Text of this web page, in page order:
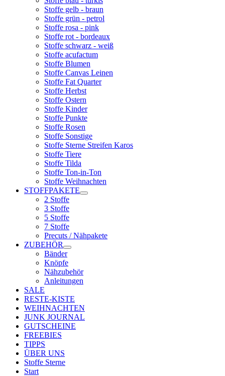
Stoffe gelb - braun
Stoffe grün - petrol
Stoffe rosa - pink
Stoffe rot - bordeaux
Stoffe schwarz - weiß
Stoffe acufactum
Stoffe Blumen
Stoffe Canvas Leinen
Stoffe Fat Quarter
Stoffe Herbst
Stoffe Ostern
Stoffe Kinder
Stoffe Punkte
Stoffe Rosen
Stoffe Sonstige
Stoffe Sterne Streifen Karos
Stoffe Tiere
Stoffe Tilda
Stoffe Ton-in-Ton
Stoffe Weihnachten
STOFFPAKETE
2 Stoffe
3 Stoffe
5 Stoffe
7 Stoffe
Precuts / Nähpakete
ZUBEHÖR
Bänder
Knöpfe
Nähzubehör
Anleitungen
SALE
RESTE-KISTE
WEIHNACHTEN
JUNK JOURNAL
GUTSCHEINE
FREEBIES
TIPPS
ÜBER UNS
Stoffe Sterne
Start